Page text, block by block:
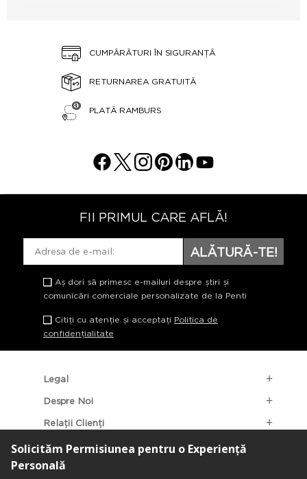
CUMPĂRĂTURI ÎN SIGURANȚĂ
RETURNAREA GRATUITĂ
PLATĂ RAMBURS
FII PRIMUL CARE AFLĂ!
ALĂTURĂ-TE!
Aș dori să primesc e-mailuri despre știri și
comunicări comerciale personalizate de la Penti
Citiți cu atenție și acceptați Politica de
confidențialitate
Legal
Despre Noi
Relații Clienți
Categorii Populare
Localizarea Magazinelor